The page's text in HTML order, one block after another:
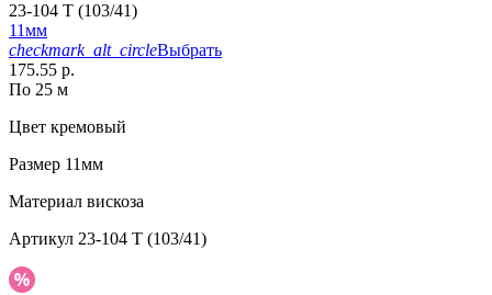
23-104 T (103/41)
11мм
checkmark_alt_circleВыбрать
175.55 р.
По 25 м
Цвет кремовый
Размер 11мм
Материал вискоза
Артикул 23-104 T (103/41)